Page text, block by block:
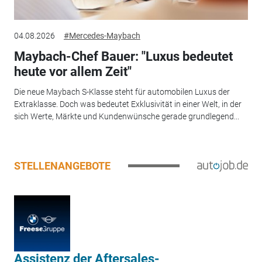
04.08.2026 #Mercedes-Maybach
Maybach-Chef Bauer: "Luxus bedeutet
heute vor allem Zeit"
Die neue Maybach S-Klasse steht für automobilen Luxus der
Extraklasse. Doch was bedeutet Exklusivität in einer Welt, in der
sich Werte, Märkte und Kundenwünsche gerade grundlegend...
STELLENANGEBOTE
Assistenz der Aftersales-